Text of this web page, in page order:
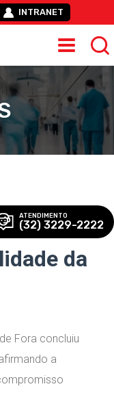
ATENDIMENTO
(32) 3229-2222
INTRANET
da
Fora concluiu
a